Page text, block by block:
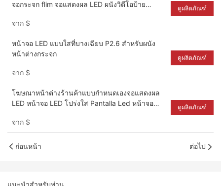
จอกระจก flim จอแสดงผล LED ผนังวิดีโอป้าย
จาก $
ดูผลิตภัณฑ์
หน้าจอ LED แบบใสที่บางเฉียบ P2.6 สำหรับผนัง
หน้าต่างกระจก
จาก $
ดูผลิตภัณฑ์
โฆษณาหน้าต่างร้านค้าแบบกำหนดเองจอแสดงผล
LED หน้าจอ LED โปร่งใส Pantalla Led หน้าจอ
จาก $
ดูผลิตภัณฑ์
ก่อนหน้า ต่อไป